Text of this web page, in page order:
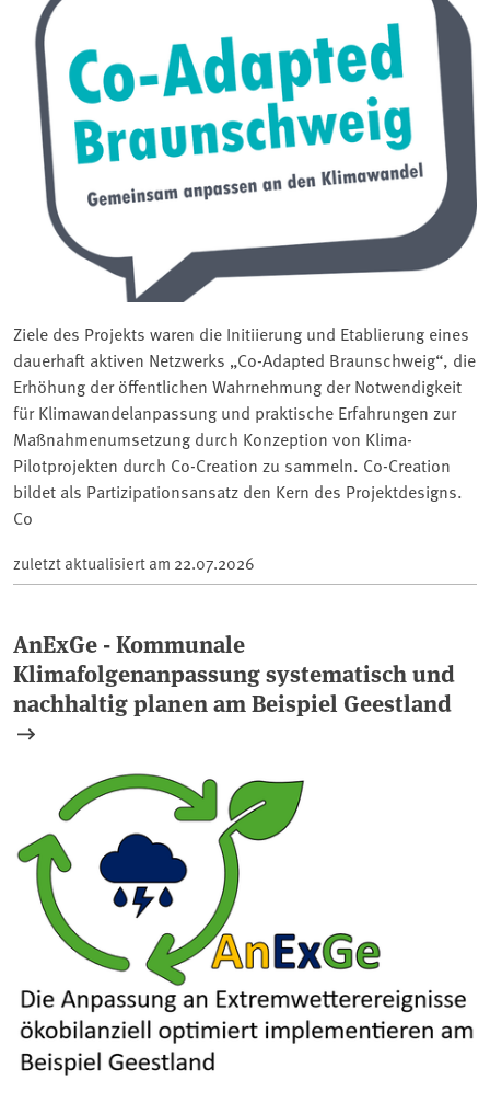
Ziele des Projekts waren die Initiierung und Etablierung eines
dauerhaft aktiven Netzwerks „Co-Adapted Braunschweig“, die
Erhöhung der öffentlichen Wahrnehmung der Notwendigkeit
für Klimawandelanpassung und praktische Erfahrungen zur
Maßnahmenumsetzung durch Konzeption von Klima-
Pilotprojekten durch Co-Creation zu sammeln. Co-Creation
bildet als Partizipationsansatz den Kern des Projektdesigns.
Co
zuletzt aktualisiert am 22.07.2026
AnExGe - Kommunale
Klimafolgenanpassung systematisch und
nachhaltig planen am Beispiel Geestland